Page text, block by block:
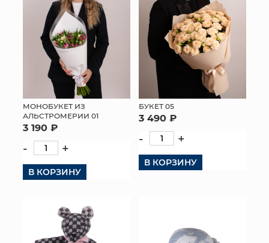
МОНОБУКЕТ ИЗ
АЛЬСТРОМЕРИИ 01
3 190 ₽
- +
В КОРЗИНУ
БУКЕТ 05
3 490 ₽
- +
В КОРЗИНУ